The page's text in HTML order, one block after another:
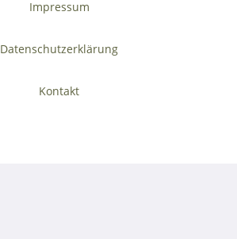
Impressum
Datenschutzerklärung
Kontakt